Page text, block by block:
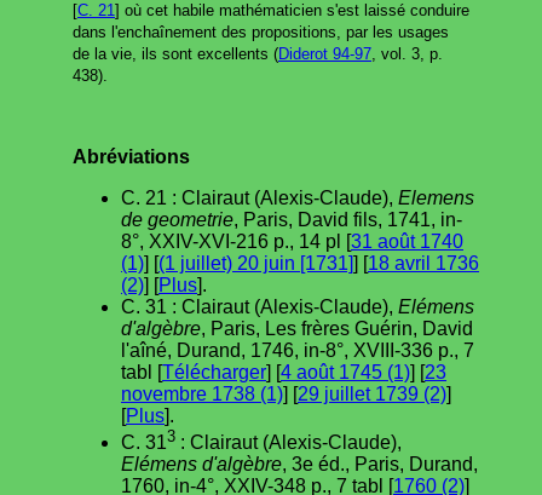
[C. 21] où cet habile mathématicien s'est laissé conduire
dans l'enchaînement des propositions, par les usages
de la vie, ils sont excellents (Diderot 94-97, vol. 3, p.
438).
Abréviations
C. 21 : Clairaut (Alexis-Claude), Elemens
de geometrie, Paris, David fils, 1741, in-
8°, XXIV-XVI-216 p., 14 pl [31 août 1740
(1)] [(1 juillet) 20 juin [1731]] [18 avril 1736
(2)] [Plus].
C. 31 : Clairaut (Alexis-Claude), Elémens
d'algèbre, Paris, Les frères Guérin, David
l'aîné, Durand, 1746, in-8°, XVIII-336 p., 7
tabl [Télécharger] [4 août 1745 (1)] [23
novembre 1738 (1)] [29 juillet 1739 (2)]
[Plus].
C. 313 : Clairaut (Alexis-Claude),
Elémens d'algèbre, 3e éd., Paris, Durand,
1760, in-4°, XXIV-348 p., 7 tabl [ 1760 (2)